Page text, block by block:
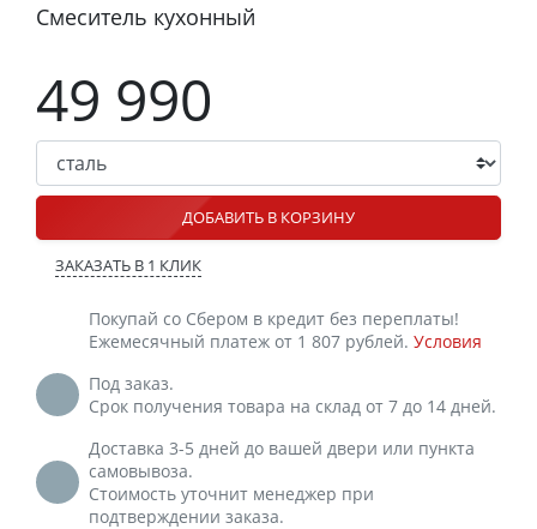
Смеситель кухонный
49 990
ДОБАВИТЬ В КОРЗИНУ
ЗАКАЗАТЬ В 1 КЛИК
Покупай со Сбером в кредит без переплаты!
Ежемесячный платеж от 1 807 рублей. Условия
Под заказ.
Срок получения товара на склад от 7 до 14 дней.
Доставка 3-5 дней до вашей двери или пункта
самовывоза.
Стоимость уточнит менеджер при
подтверждении заказа.